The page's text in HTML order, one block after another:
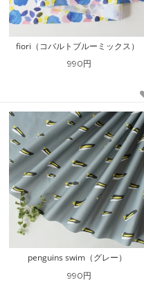
fiori（コバルトブルーミックス）
990円
penguins swim（グレー）
990円